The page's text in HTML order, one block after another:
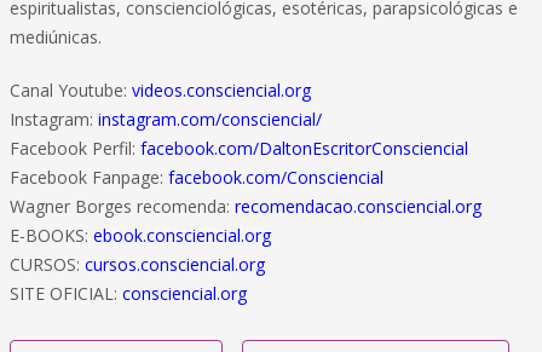
espiritualistas, conscienciológicas, esotéricas, parapsicológicas e
mediúnicas.
Canal Youtube: videos.consciencial.org
Instagram: instagram.com/consciencial/
Facebook Perfil: facebook.com/DaltonEscritorConsciencial
Facebook Fanpage: facebook.com/Consciencial
Wagner Borges recomenda: recomendacao.consciencial.org
E-BOOKS: ebook.consciencial.org
CURSOS: cursos.consciencial.org
SITE OFICIAL: consciencial.org